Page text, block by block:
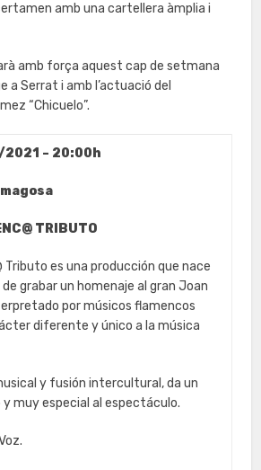
amb una cartellera àmplia i
amb força aquest cap de setmana
a Serrat i amb l’actuació del
“Chicuelo”.
– 20:00h
TRIBUTO
Tributo es una producción que nace
grabar un homenaje al gran Joan
por músicos flamencos
diferente y único a la música
y fusión intercultural, da un
muy especial al espectáculo.